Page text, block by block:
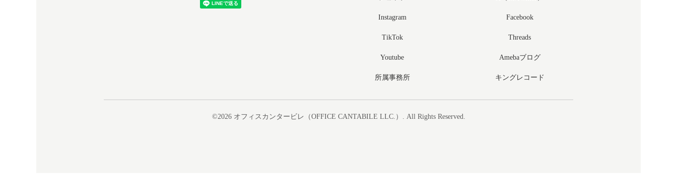
Instagram Facebook
TikTok Threads
Youtube Amebaブログ
所属事務所 キングレコード
©2026 オフィスカンタービレ（OFFICE CANTABILE LLC.） . All Rights Reserved.